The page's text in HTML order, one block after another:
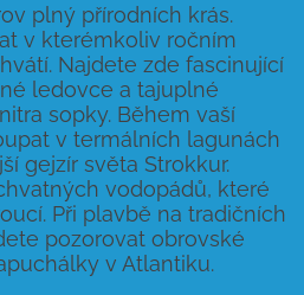
plný přírodních krás.
v kterémkoliv ročním
Najdete zde fascinující
ledovce a tajuplné
sopky. Během vaší
v termálních lagunách
gejzír světa Strokkur.
vodopádů, které
Při plavbě na tradičních
pozorovat obrovské
v Atlantiku.